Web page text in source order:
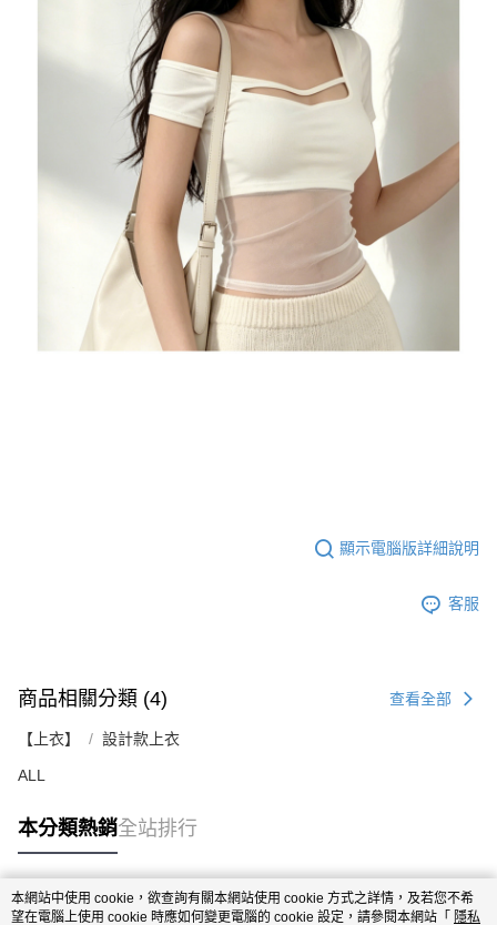
顯示電腦版詳細說明
客服
商品相關分類 (4) 查看全部
【上衣】 設計款上衣
ALL
本分類熱銷全站排行
熱門標籤
本網站中使用 cookie，欲查詢有關本網站使用 cookie 方式之詳情，及若您不希
望在電腦上使用 cookie 時應如何變更電腦的 cookie 設定，請參閱本網站「 隱私